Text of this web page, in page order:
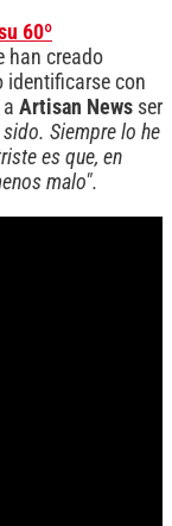
60º
han creado
identificarse con
Artisan News ser
Siempre lo he
es que, en
malo".